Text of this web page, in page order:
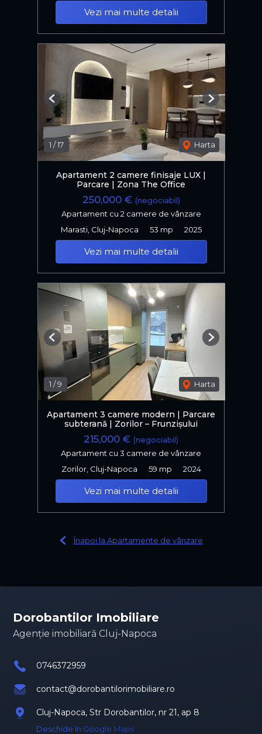
Vezi mai multe detalii
1 /17 Harta
Previous Next
Apartament 2 camere finisaje LUX |
Parcare | Zona The Office
250,000 € (negociabil)
Apartament cu 2 camere de vânzare
Marasti, Cluj-Napoca
53 mp 2025
Vezi mai multe detalii
1 /9 Harta
Previous Next
Apartament 3 camere modern | Parcare
subteranǎ | Zorilor – Frunzișului
215,000 € (negociabil)
Apartament cu 3 camere de vânzare
Zorilor, Cluj-Napoca
59 mp 2024
Vezi mai multe detalii
Înapoi la Apartamente de vânzare
Dorobantilor Imobiliare
Agenție imobiliară Cluj-Napoca
0746372959
contact@dorobantilorimobiliare.ro
Cluj-Napoca, Str Dorobantilor, nr 21, ap 8
Deschide în Google Maps